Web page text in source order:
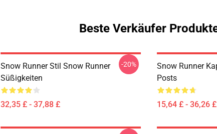
Beste Verkäufer
Snow Runner Stil Snow Runner
Süßigkeiten
32,35 £ - 37,88 £
-20%
Snow Runner
Posts
15,64 £ - 36,26 £